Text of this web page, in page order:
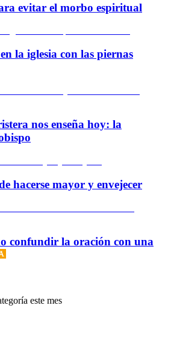
evitar el morbo espiritual
la iglesia con las piernas
nos enseña hoy: la
hacerse mayor y envejecer
confundir la oración con una
este mes